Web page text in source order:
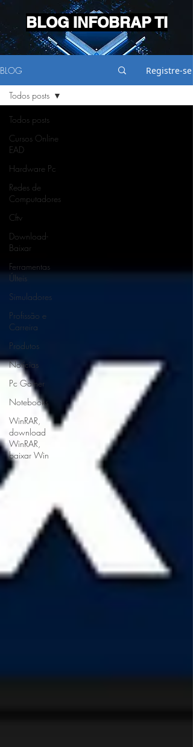
BLOG INFOBRAP TI
BLOG Registre-se
Todos posts
Cursos Online
EAD
Hardware Pc
Redes de
Computadores
Cftv
Download-
Baixar
Ferramentas
ÚIteis
Simuladores
Profissão e
Carreira
Produtos
Notícias
Pc Gamer
Notebooks
WinRAR,
download
WinRAR,
baixar Win
Todos posts